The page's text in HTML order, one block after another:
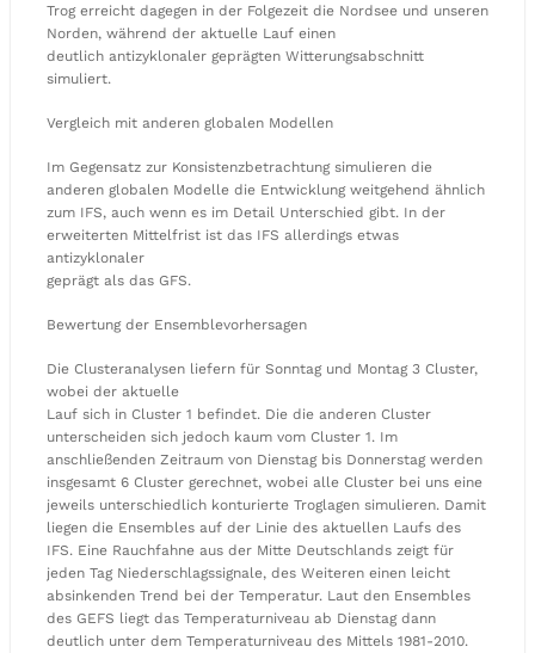
Trog erreicht dagegen in der Folgezeit die Nordsee und unseren
Norden, während der aktuelle Lauf einen
deutlich antizyklonaler geprägten Witterungsabschnitt
simuliert.
Vergleich mit anderen globalen Modellen
Im Gegensatz zur Konsistenzbetrachtung simulieren die
anderen globalen Modelle die Entwicklung weitgehend ähnlich
zum IFS, auch wenn es im Detail Unterschied gibt. In der
erweiterten Mittelfrist ist das IFS allerdings etwas
antizyklonaler
geprägt als das GFS.
Bewertung der Ensemblevorhersagen
Die Clusteranalysen liefern für Sonntag und Montag 3 Cluster,
wobei der aktuelle
Lauf sich in Cluster 1 befindet. Die die anderen Cluster
unterscheiden sich jedoch kaum vom Cluster 1. Im
anschließenden Zeitraum von Dienstag bis Donnerstag werden
insgesamt 6 Cluster gerechnet, wobei alle Cluster bei uns eine
jeweils unterschiedlich konturierte Troglagen simulieren. Damit
liegen die Ensembles auf der Linie des aktuellen Laufs des
IFS. Eine Rauchfahne aus der Mitte Deutschlands zeigt für
jeden Tag Niederschlagssignale, des Weiteren einen leicht
absinkenden Trend bei der Temperatur. Laut den Ensembles
des GEFS liegt das Temperaturniveau ab Dienstag dann
deutlich unter dem Temperaturniveau des Mittels 1981-2010.